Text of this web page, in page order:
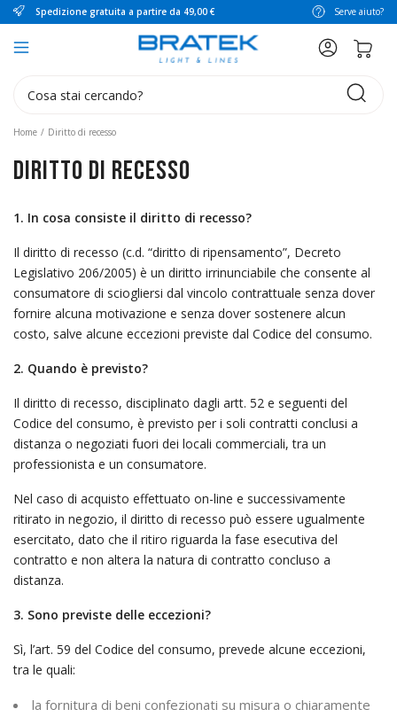
Spedizione gratuita a partire da 49,00 € Serve aiuto?
search
Home Diritto di recesso
Diritto di recesso
1. In cosa consiste il diritto di recesso?
Il diritto di recesso (c.d. “diritto di ripensamento”, Decreto
Legislativo 206/2005) è un diritto irrinunciabile che consente al
consumatore di sciogliersi dal vincolo contrattuale senza dover
fornire alcuna motivazione e senza dover sostenere alcun
costo, salve alcune eccezioni previste dal Codice del consumo.
2. Quando è previsto?
Il diritto di recesso, disciplinato dagli artt. 52 e seguenti del
Codice del consumo, è previsto per i soli contratti conclusi a
distanza o negoziati fuori dei locali commerciali, tra un
professionista e un consumatore.
Nel caso di acquisto effettuato on-line e successivamente
ritirato in negozio, il diritto di recesso può essere ugualmente
esercitato, dato che il ritiro riguarda la fase esecutiva del
contratto e non altera la natura di contratto concluso a
distanza.
3. Sono previste delle eccezioni?
Sì, l’art. 59 del Codice del consumo, prevede alcune eccezioni,
tra le quali:
la fornitura di beni confezionati su misura o chiaramente